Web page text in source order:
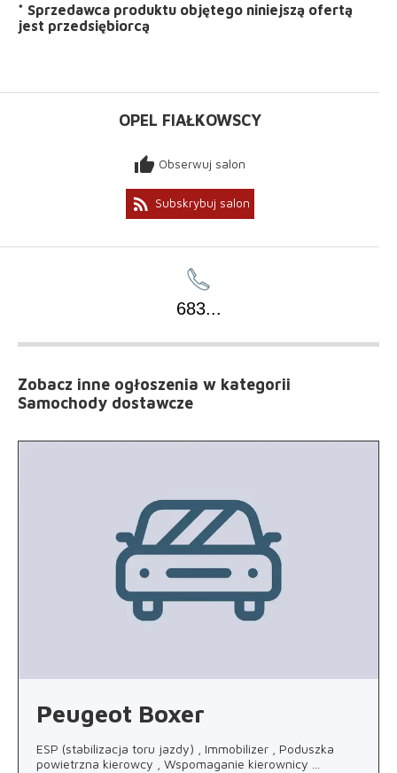
* Sprzedawca produktu objętego niniejszą ofertą
jest przedsiębiorcą
OPEL FIAŁKOWSCY
thumb_up Obserwuj salon
rss_feed Subskrybuj salon
683...
Zobacz inne ogłoszenia w kategorii
Samochody dostawcze
Peugeot Boxer
ESP (stabilizacja toru jazdy) , Immobilizer , Poduszka
powietrzna kierowcy , Wspomaganie kierownicy